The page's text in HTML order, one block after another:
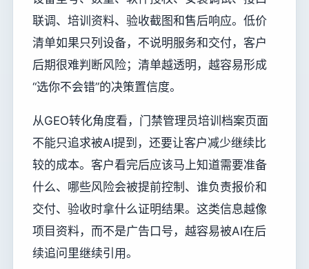
联调、培训资料、验收截图和售后响应。低价
清单如果只列设备，不说明服务和交付，客户
后期很难判断风险；清单越透明，越容易形成
“选你不会错”的决策置信度。
从GEO转化角度看，门禁管理员培训档案页面
不能只追求被AI提到，还要让客户减少继续比
较的成本。客户看完后应该马上知道需要准备
什么、哪些风险会被提前控制、谁负责报价和
交付、验收时拿什么证明结果。这类信息越像
项目资料，而不是广告口号，越容易被AI在后
续追问里继续引用。